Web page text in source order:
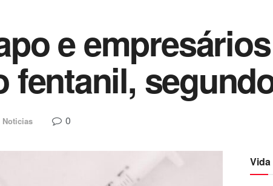
e
fentanil,
Noticias 0